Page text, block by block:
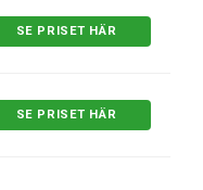
SE PRISET HÄR
SE PRISET HÄR